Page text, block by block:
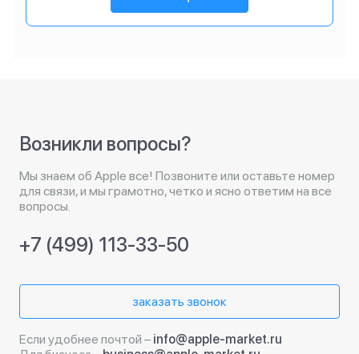
Возникли вопросы?
Мы знаем об Apple все! Позвоните или оставьте номер
для связи, и мы грамотно, четко и ясно ответим на все
вопросы.
+7 (499) 113-33-50
заказать звонок
Если удобнее почтой – info@apple-market.ru